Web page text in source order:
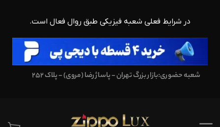
در شرایط فعلی شعبه فیزیکی طبق روال فعال است.
شعبه حضوری:بازار بزرگ تهران - پاساژ رضا (مروی) - پلاک 252